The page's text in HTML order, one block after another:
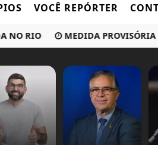
VOCÊ REPÓRTER
RIO MEDIDA PROVISÓRIA